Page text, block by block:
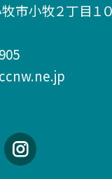
市小牧２丁目１